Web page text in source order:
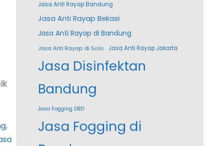
Jasa Anti Rayap Bandung
Jasa Anti Rayap Bekasi
Jasa Anti Rayap di Bandung
Jasa Anti Rayap di Solo Jasa Anti Rayap Jakarta
Jasa Disinfektan
Bandung
Jasa Fogging DBD
Jasa Fogging di